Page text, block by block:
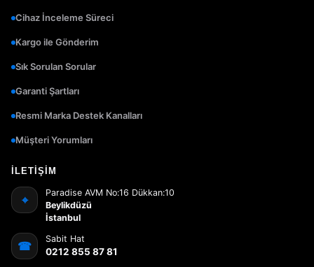
Cihaz İnceleme Süreci
Kargo ile Gönderim
Sık Sorulan Sorular
Garanti Şartları
Resmi Marka Destek Kanalları
Müşteri Yorumları
İLETIŞIM
⌖
Paradise AVM No:16 Dükkan:10
Beylikdüzü
İstanbul
☎
Sabit Hat
0212 855 87 81